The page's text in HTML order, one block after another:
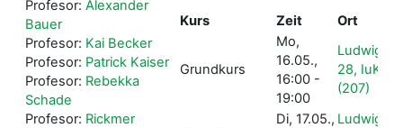
Kurs Zeit Ort
Grundkurs
Mo,
16.05.,
16:00 -
19:00
28, IuK-
Di, 17.05.,
Profesor: Alexander
Bauer
Profesor: Kai Becker
Profesor: Patrick Kaiser
Profesor: Rebekka
Schade
Profesor: Rickmer